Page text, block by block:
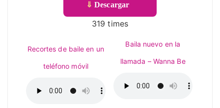
⇓ Descargar
319 times
Recortes de baile en un
teléfono móvil
Baila nuevo en la
llamada – Wanna Be